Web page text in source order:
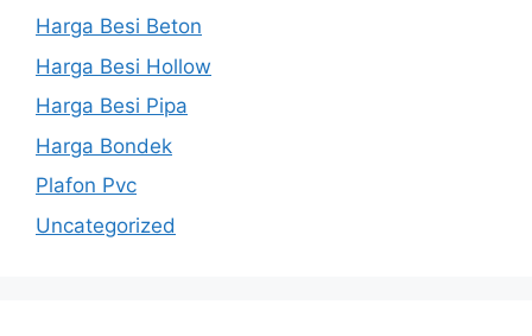
Harga Besi Beton
Harga Besi Hollow
Harga Besi Pipa
Harga Bondek
Plafon Pvc
Uncategorized